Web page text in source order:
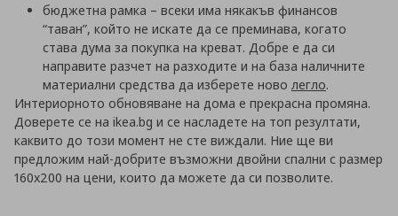
бюджетна рамка – всеки има някакъв финансов
“таван”, който не искате да се преминава, когато
става дума за покупка на креват. Добре е да си
направите разчет на разходите и на база наличните
материални средства да изберете ново легло.
Интериорното обновяване на дома е прекрасна промяна.
Доверете се на ikea.bg и се насладете на топ резултати,
каквито до този момент не сте виждали. Ние ще ви
предложим най-добрите възможни двойни спални с размер
160х200 на цени, които да можете да си позволите.